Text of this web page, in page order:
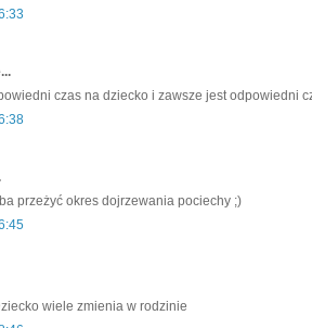
czas na dziecko i zawsze jest odpowiedni
przeżyć okres dojrzewania pociechy ;)
wiele zmienia w rodzinie